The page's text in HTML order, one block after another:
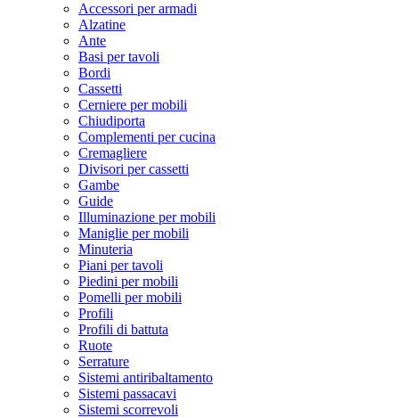
Accessori per armadi
Alzatine
Ante
Basi per tavoli
Bordi
Cassetti
Cerniere per mobili
Chiudiporta
Complementi per cucina
Cremagliere
Divisori per cassetti
Gambe
Guide
Illuminazione per mobili
Maniglie per mobili
Minuteria
Piani per tavoli
Piedini per mobili
Pomelli per mobili
Profili
Profili di battuta
Ruote
Serrature
Sistemi antiribaltamento
Sistemi passacavi
Sistemi scorrevoli